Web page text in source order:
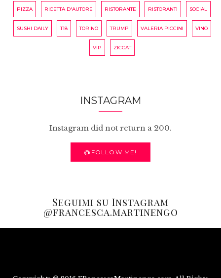
PIZZA RICETTA D'AUTORE RISTORANTE RISTORANTI SOCIAL
SUSHI DAILY T18 TORINO TRUMP VALERIA PICCINI VINO
VIP ZICCAT
INSTAGRAM
Instagram did not return a 200.
@FOLLOW ME!
Seguimi su Instagram
@francesca.martinengo